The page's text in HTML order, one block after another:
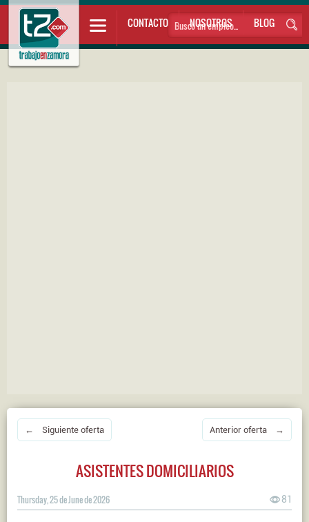
CONTACTO NOSOTROS BLOG
← Siguiente oferta Anterior oferta →
ASISTENTES DOMICILIARIOS
Thursday, 25 de June de 2026 81